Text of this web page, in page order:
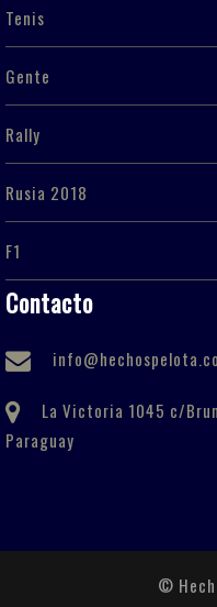
Tenis
Gente
Rally
Rusia 2018
F1
Contacto
La Victoria 1045 c/
Paraguay
©